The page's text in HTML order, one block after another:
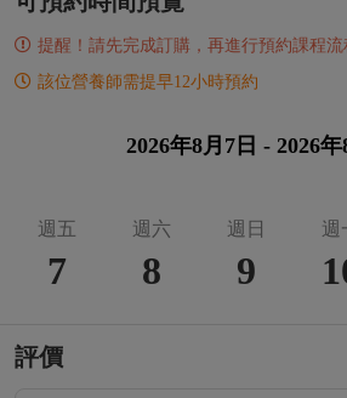
提醒！請先完成訂購，再進行預約課程流
該位營養師需提早12小時預約
2026年8月7日 - 2026年
週五
7
週六
8
週日
9
週
評價